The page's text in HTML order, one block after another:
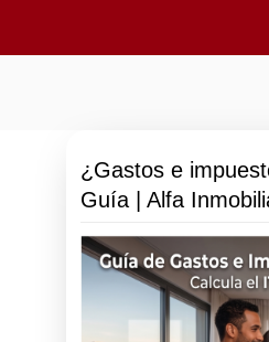
¿Gastos e
Guía | Alfa